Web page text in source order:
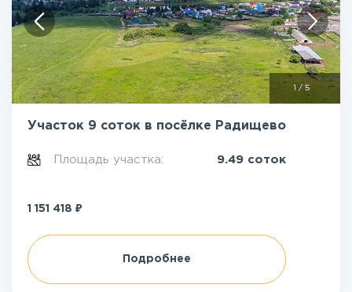
/ 5
Участок 9 соток в посёлке Радищево
Площадь участка: 9.49 соток
1 151 418 ₽
Подробнее